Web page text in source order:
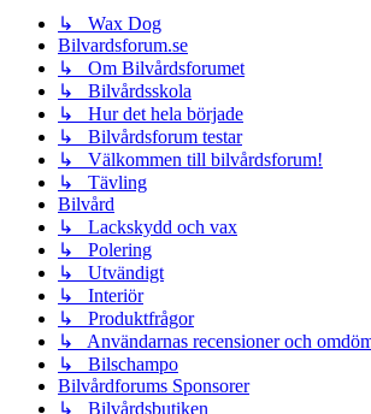
↳ Wax Dog
Bilvardsforum.se
↳ Om Bilvårdsforumet
↳ Bilvårdsskola
↳ Hur det hela började
↳ Bilvårdsforum testar
↳ Välkommen till bilvårdsforum!
↳ Tävling
Bilvård
↳ Lackskydd och vax
↳ Polering
↳ Utvändigt
↳ Interiör
↳ Produktfrågor
↳ Användarnas recensioner och
↳ Bilschampo
Bilvårdforums Sponsorer
↳ Bilvårdsbutiken